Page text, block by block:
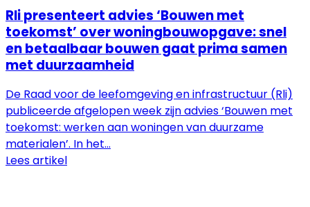
Rli presenteert advies ‘Bouwen met
toekomst’ over woningbouwopgave: snel
en betaalbaar bouwen gaat prima samen
met duurzaamheid
De Raad voor de leefomgeving en infrastructuur (Rli)
publiceerde afgelopen week zijn advies ‘Bouwen met
toekomst: werken aan woningen van duurzame
materialen’. In het...
Lees artikel